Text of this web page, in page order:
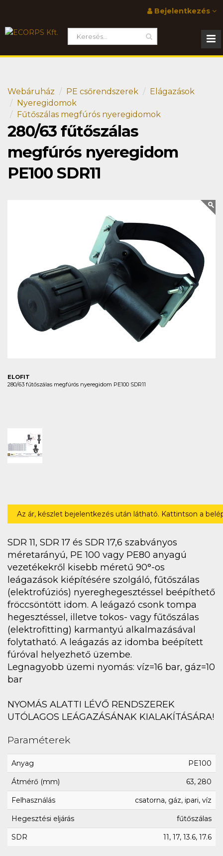
Bejelentkezés
Webáruház PE csőrendszerek
Elágazások
Nyeregidomok
Fűtőszálas megfúrós nyeregidomok
280/63 fűtőszálas
megfúrós nyeregidom
PE100 SDR11
ELOFIT
280/63 fűtőszálas megfúrós nyeregidom PE100 SDR11
Az ár, készlet bejelentkezés után látható. Kattintson a
SDR 11, SDR 17 és SDR 17,6 szabványos
méretarányú, PE 100 vagy PE80 anyagú
vezetékekről kisebb méretű 90°-os
leágazások kiépítésére szolgáló, fűtőszálas
(elektrofúziós) nyereghegesztéssel beépíthető
fröccsöntött idom. A leágazó csonk tompa
hegesztéssel, illetve tokos- vagy fűtőszálas
(elektrofitting) karmantyú alkalmazásával
folytatható. A leágazás az idomba beépített
fúróval helyezhető üzembe.
Legnagyobb üzemi nyomás: víz=16 bar, gáz=10
bar
NYOMÁS ALATTI LÉVŐ RENDSZEREK
UTÓLAGOS LEÁGAZÁSÁNAK KIALAKÍTÁSÁRA!
Paraméterek
Anyag PE100
Átmérő (mm) 63, 280
Felhasználás csatorna, gáz, ipari, víz
Hegesztési eljárás fűtőszálas
SDR 11, 17, 13.6, 17.6